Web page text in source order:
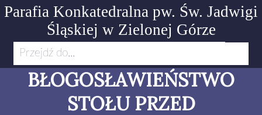
Parafia Konkatedralna pw. Św. Jadwigi
Śląskiej w Zielonej Górze
Przejdź do...
BŁOGOSŁAWIEŃSTWO
STOŁU PRZED